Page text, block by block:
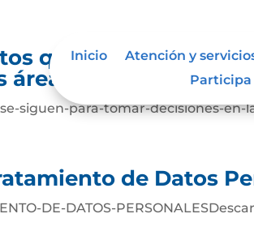
Inicio Atención y
Participa
que se siguen
siguen-para-tomar-decisiones-en-
de Datos
DE-DATOS-